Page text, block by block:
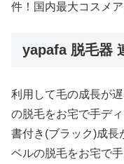
件！国内最大コスメ
yapafa 脱毛器
利用して毛の成長が
の脱毛をお宅で手デ
書付き(ブラック)成長
ベルの脱毛をお宅で